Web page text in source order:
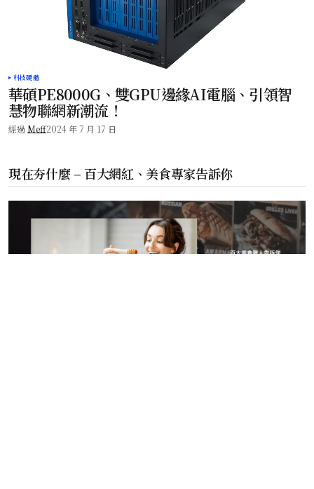
科技硬體
華碩PE8000G、雙GPU邊緣AI電腦、引領智
慧物聯網新潮流！
經過 Meff2024 年 7 月 17 日
現在夯什麼 – 百大網紅、美食專家告訴你